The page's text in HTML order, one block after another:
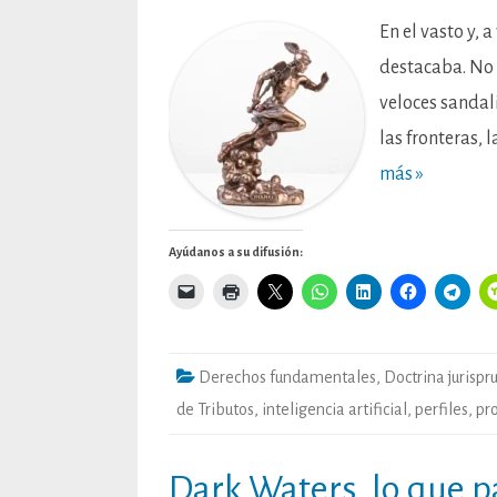
En el vasto y,
destacaba.
veloces
las fronteras,
más »
Ayúdanos a su difusión:
Derechos fundamentales, Doctrina
de Tributos, inteligencia artificial , perfiles,
Dark Waters, lo que